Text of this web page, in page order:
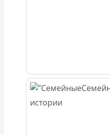
истории